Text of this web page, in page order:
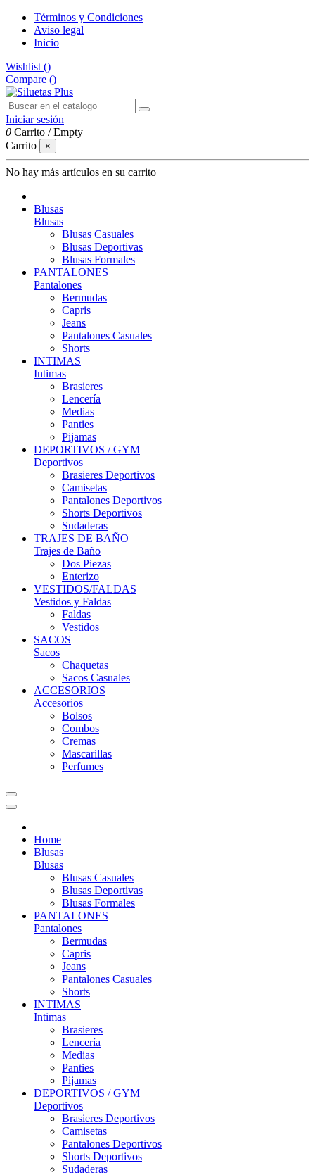
Términos y Condiciones
Aviso legal
Inicio
Wishlist ()
Compare ()
Iniciar sesión
0 Carrito /Empty
Carrito
×
No hay más artículos en su carrito
Blusas
Blusas
Blusas Casuales
Blusas Deportivas
Blusas Formales
PANTALONES
Pantalones
Bermudas
Capris
Jeans
Pantalones Casuales
Shorts
INTIMAS
Intimas
Brasieres
Lencería
Medias
Panties
Pijamas
DEPORTIVOS / GYM
Deportivos
Brasieres Deportivos
Camisetas
Pantalones Deportivos
Shorts Deportivos
Sudaderas
TRAJES DE BAÑO
Trajes de Baño
Dos Piezas
Enterizo
VESTIDOS/FALDAS
Vestidos y Faldas
Faldas
Vestidos
SACOS
Sacos
Chaquetas
Sacos Casuales
ACCESORIOS
Accesorios
Bolsos
Combos
Cremas
Mascarillas
Perfumes
Home
Blusas
Blusas
Blusas Casuales
Blusas Deportivas
Blusas Formales
PANTALONES
Pantalones
Bermudas
Capris
Jeans
Pantalones Casuales
Shorts
INTIMAS
Intimas
Brasieres
Lencería
Medias
Panties
Pijamas
DEPORTIVOS / GYM
Deportivos
Brasieres Deportivos
Camisetas
Pantalones Deportivos
Shorts Deportivos
Sudaderas